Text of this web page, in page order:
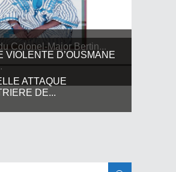
Colonel-Major Bertin...
VIOLENTE D’OUSMANE
ATTAQUE
DE...